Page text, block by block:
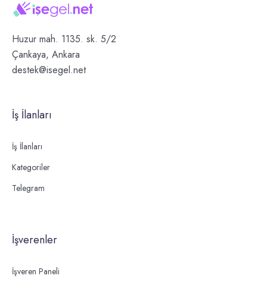
Huzur mah. 1135. sk. 5/2
Çankaya, Ankara
destek@isegel.net
İş İlanları
İş İlanları
Kategoriler
Telegram
İşverenler
İşveren Paneli